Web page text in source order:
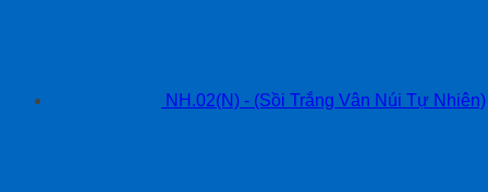
NH.02(N) - (Sồi Trắng Vân Núi Tự Nhiên)